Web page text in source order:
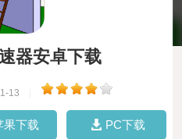
器安卓下载
13
果下载 PC下载